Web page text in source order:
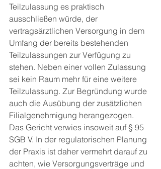
Teilzulassung es praktisch
ausschließen würde, der
vertragsärztlichen Versorgung in dem
Umfang der bereits bestehenden
Teilzulassungen zur Verfügung zu
stehen. Neben einer vollen Zulassung
sei kein Raum mehr für eine weitere
Teilzulassung. Zur Begründung wurde
auch die Ausübung der zusätzlichen
Filialgenehmigung herangezogen.
Das Gericht verwies insoweit auf § 95
SGB V. In der regulatorischen Planung
der Praxis ist daher vermehrt darauf zu
achten, wie Versorgungsverträge und